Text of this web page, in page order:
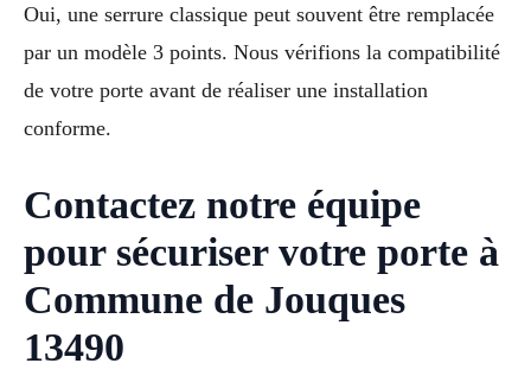
Oui, une serrure classique peut souvent être remplacée
par un modèle 3 points. Nous vérifions la compatibilité
de votre porte avant de réaliser une installation
conforme.
Contactez notre équipe
pour sécuriser votre porte à
Commune de Jouques
13490